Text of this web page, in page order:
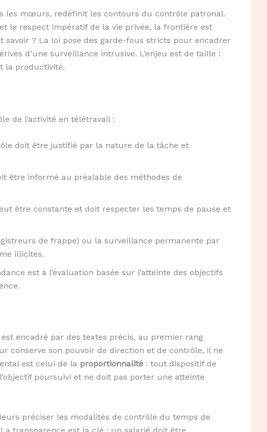
les mœurs, redéfinit les contours du contrôle patronal.
le respect impératif de la vie privée, la frontière est
? La loi pose des garde-fous stricts pour encadrer
d’une surveillance intrusive. L’enjeu est de taille :
la productivité.
de l’activité en télétravail :
doit être justifié par la nature de la tâche et
être informé au préalable des méthodes de
être constante et doit respecter les temps de pause et
de frappe) ou la surveillance permanente par
illicites.
est à l’évaluation basée sur l’atteinte des objectifs
encadré par des textes précis, au premier rang
conserve son pouvoir de direction et de contrôle, il ne
est celui de la proportionnalité: tout dispositif de
poursuivi et ne doit pas porter une atteinte
préciser les modalités de contrôle du temps de